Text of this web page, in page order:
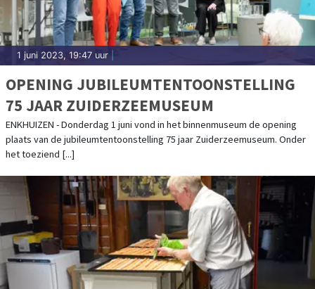
1 juni 2023, 19:47 uur
OPENING JUBILEUMTENTOONSTELLING
75 JAAR ZUIDERZEEMUSEUM
ENKHUIZEN - Donderdag 1 juni vond in het binnenmuseum de opening
plaats van de jubileumtentoonstelling 75 jaar Zuiderzeemuseum. Onder
het toeziend [...]